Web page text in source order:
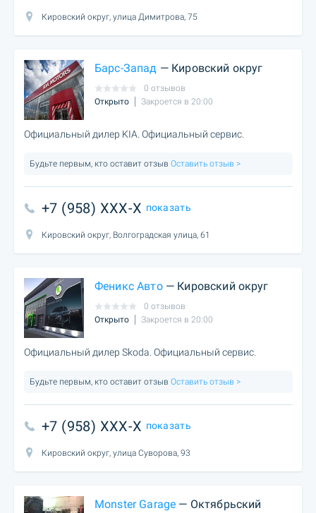
Кировский округ, улица Димитрова, 75
Барс-Запад — Кировский округ
0 отзывов
Открыто
Закроется в 20:00
Официальный дилер KIA. Официальный сервис.
Будьте первым, кто оставит отзыв Оставить отзыв >
+7 (958) XXX-X показать
Кировский округ, Волгоградская улица, 61
Феникс Авто— Кировский округ
0 отзывов
Открыто
Закроется в 20:00
Официальный дилер Skoda. Официальный сервис.
Будьте первым, кто оставит отзыв Оставить отзыв >
+7 (958) XXX-X показать
Кировский округ, улица Суворова, 93
Monster Garage — Октябрьский